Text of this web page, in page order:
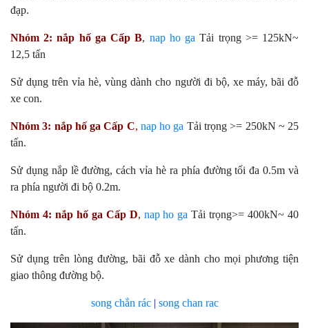
đạp.
Nhóm 2: nắp hố ga Cấp B, nap ho gaTải trọng >= 125kN~
12,5 tấn
Sử dụng trên vỉa hè, vùng dành cho người đi bộ, xe máy, bãi đỗ
xe con.
Nhóm 3: nắp hố ga Cấp C, nap ho ga Tải trọng >= 250kN ~ 25
tấn.
Sử dụng nắp lề đường, cách vỉa hè ra phía đường tối đa 0.5m và
ra phía người đi bộ 0.2m.
Nhóm 4: nắp hố ga Cấp D, nap ho gaTải trọng>= 400kN~ 40
tấn.
Sử dụng trên lòng đường, bãi đỗ xe dành cho mọi phương tiện
giao thông đường bộ.
song chắn rác| song chan rac